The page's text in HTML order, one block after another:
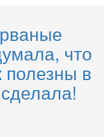
что
полезны в